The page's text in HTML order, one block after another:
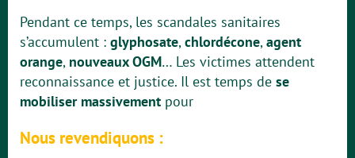
Pendant ce temps, les scandales sanitaires
s’accumulent : glyphosate,chlordécone,agent
orange, nouveaux OGM… Les victimes attendent
reconnaissance et justice. Il est temps de se
mobiliser massivement pour
Nous revendiquons :